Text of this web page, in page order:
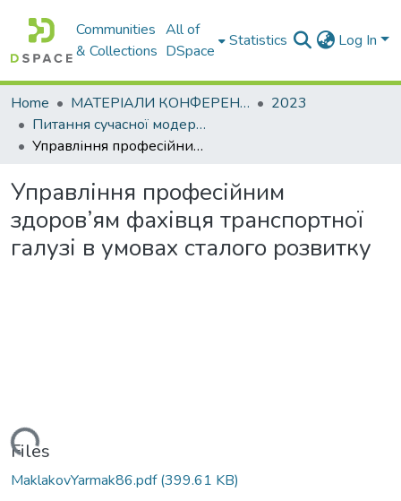
Communities
& Collections
All of
DSpace
Statistics Log In
Home МАТЕРІАЛИ КОНФЕРЕНЦІЙ
2023
Питання сучасної модернізації науки та освіти
Управління професійним здоров’ям фахівця транспортної галузі в умовах сталого розвитку
Управління професійним
здоров’ям фахівця транспортної
галузі в умовах сталого розвитку
Loading...
Files
MaklakovYarmak86.pdf(399.61 KB)